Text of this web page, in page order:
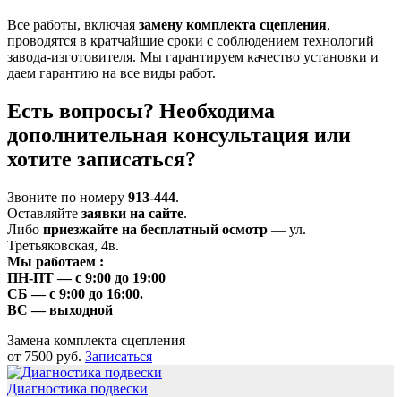
Все работы, включая замену комплекта сцепления,
проводятся в кратчайшие сроки с соблюдением технологий
завода-изготовителя. Мы гарантируем качество установки и
даем гарантию на все виды работ.
Есть вопросы? Необходима
дополнительная консультация или
хотите записаться?
Звоните по номеру 913-444.
Оставляйте заявки на сайте.
Либо приезжайте на бесплатный осмотр — ул.
Третьяковская, 4в.
Мы работаем :
ПН-ПТ— с 9:00 до 19:00
СБ — с 9:00 до 16:00.
ВС — выходной
Замена комплекта сцепления
от 7500 руб. Записаться
Диагностика подвески